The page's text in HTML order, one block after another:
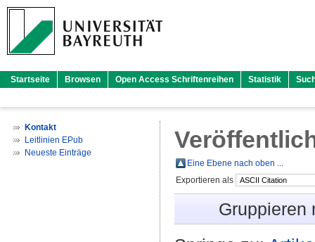
Startseite Browsen Open Access Schriftenreihen Statistik
Kontakt
Leitlinien EPub
Neueste Einträge
Eine Ebene nach oben ...
Exportieren als
Gruppieren